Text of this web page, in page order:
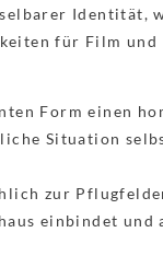
Identität,
für Film und
Form einen
Situation
zur
einbindet und